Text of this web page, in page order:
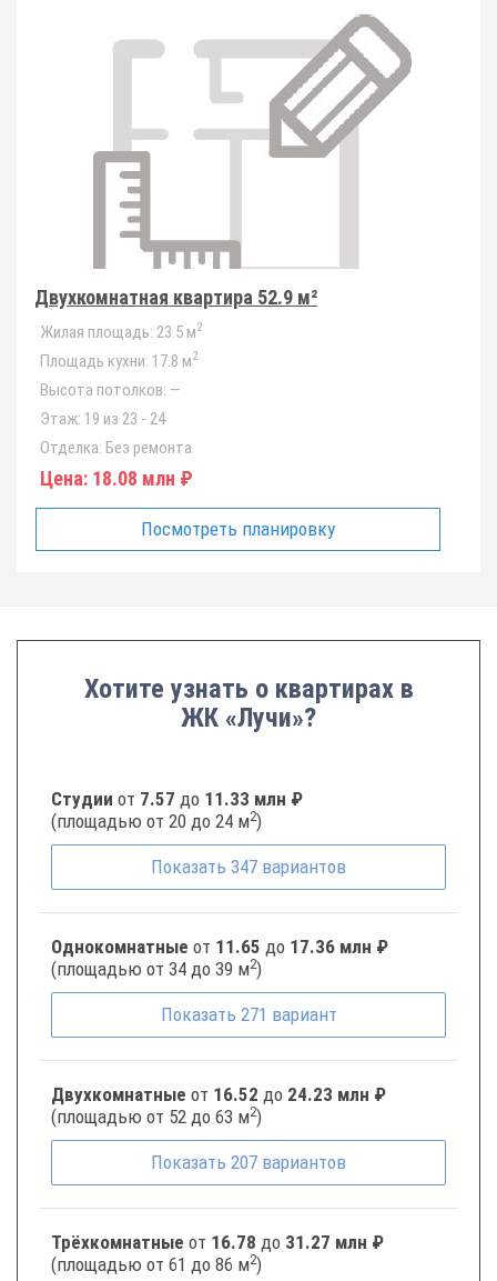
Двухкомнатная квартира 52.9 м²
Жилая площадь: 23.5 м2
Площадь кухни: 17.8 м2
Высота потолков: —
Этаж: 19 из 23 - 24
Отделка: Без ремонта
Цена: 18.08 млн ₽
Посмотреть планировку
Хотите узнать о квартирах в
ЖК «Лучи»?
Студии от 7.57 до 11.33 млн ₽
(площадью от 20 до 24 м2)
Показать 347 вариантов
Однокомнатные от 11.65 до 17.36 млн ₽
(площадью от 34 до 39 м2)
Показать 271 вариант
Двухкомнатные от 16.52 до 24.23 млн ₽
(площадью от 52 до 63 м2)
Показать 207 вариантов
Трёхкомнатные от 16.78 до 31.27 млн ₽
(площадью от 61 до 86 м2)